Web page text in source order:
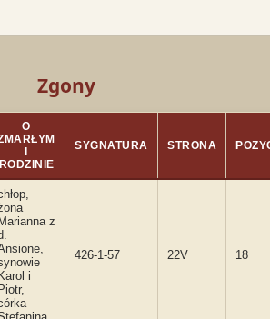
Zgony
O
RODZINIE
SYGNATURA STRONA
Marianna z
Karol i
Piotr,
426-1-57 22V 18